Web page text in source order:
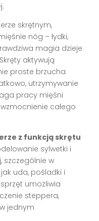
skrętnym,
nóg – łydki,
magia dzieje
aktywują
proste brzucha
utrzymywanie
pracy mięśni
całego
z funkcją skrętu
sylwetki i
szczególnie w
uda, pośladki i
umożliwia
steppera,
jednym